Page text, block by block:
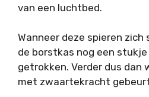
van een luchtbed.
Wanneer deze spieren
de borstkas nog een
getrokken. Verder dus dan
met zwaartekracht